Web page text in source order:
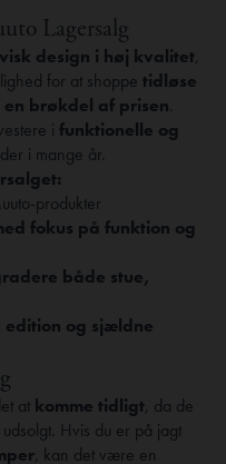
Lagersalg
design i høj kvalitet,
for at shoppetidløse
brøkdel af prisen
i funktionelle og
i mange år.
produkter
fokus på funktion og
både stue,
og sjældne
at komme tidligt, da de
Hvis du er på jagt
, kan det være en